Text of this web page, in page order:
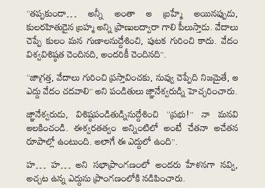
“తప్పకుండా… అన్నీ అంతా ఆ బ్రహ్మే అయినప్పుడు,
కులరహితుడైన బ్రహ్మ అన్ని ప్రాణులద్వారా గాలి పీలుస్తాడు. వేదాలు
చెప్పే కులం మన గుణాలనుద్దేశించి, పుటక గురించి కాదు. వేదం
విశ్వవిశిష్ఠత చెందినది, అందరికీ చెందినది”.
“జాగ్రత్త, వేదాలు గురించి ప్రస్తావించకు, నువ్వు చెప్పేది నిజమైతే, ఆ
ఎద్దు వేదం చదవాలి” అని పండితులు జ్ఞానేశ్వరుడ్ని హెచ్చరించారు.
జ్ఞానేశ్వరుడు, విశిష్ఠపండితుడ్నినుద్దేశించి “ప్రభు!” నా మనవి
ఆలకించండి. ఈశ్వరతత్వం అన్నింటిలో అంటే చేతనా అచేతన
రూపాల్లో ఉంటుంది. అలాగే ఈ ఎద్దులో ఉంది”.
హ… హ… అని సభాప్రాంగణంలో అందరు హేళనగా నవ్వి,
అచ్చట ఉన్న ఎద్దును ప్రాంగణంలోకి నడిపించారు.